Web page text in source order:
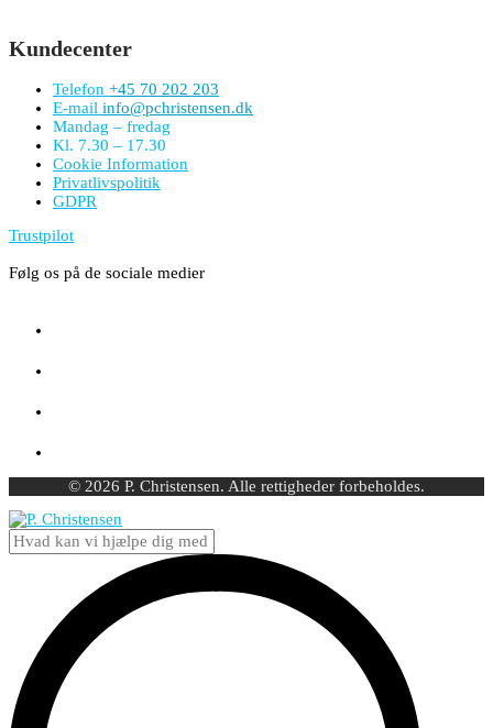
Kundecenter
Telefon +45 70 202 203
E-mail info@pchristensen.dk
Mandag – fredag
Kl. 7.30 – 17.30
Cookie Information
Privatlivspolitik
GDPR
Trustpilot
Følg os på de sociale medier
© 2026 P. Christensen. Alle rettigheder forbeholdes.